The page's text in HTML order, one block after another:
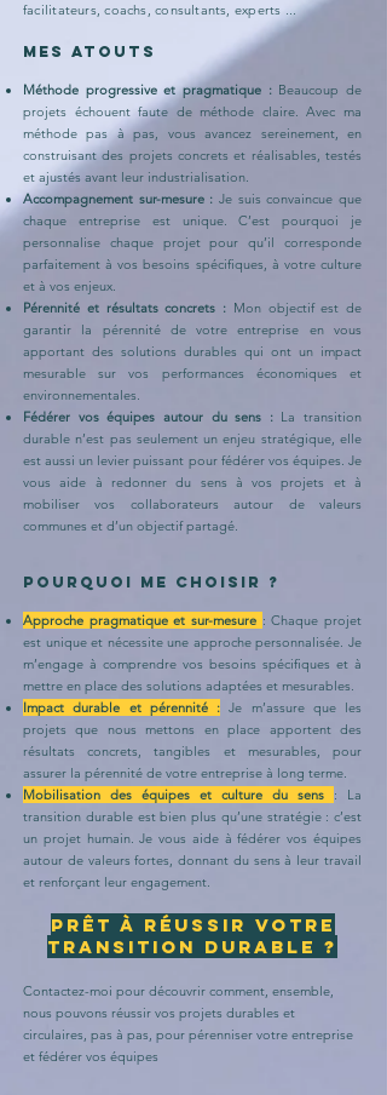
facilitateurs, coachs, consultants, experts ...
Mes atouts
Méthode progressive et pragmatique :Beaucoup de
projets échouent faute de méthode claire. Avec ma
méthode pas à pas, vous avancez sereinement, en
construisant des projets concrets et réalisables, testés
et ajustés avant leur industrialisation.
Accompagnement sur-mesure : Je suis convaincue que
chaque entreprise est unique. C’est pourquoi je
personnalise chaque projet pour qu’il corresponde
parfaitement à vos besoins spécifiques, à votre culture
et à vos enjeux.
Pérennité et résultats concrets : Mon objectif est de
garantir la pérennité de votre entreprise en vous
apportant des solutions durables qui ont un impact
mesurable sur vos performances économiques et
environnementales.
Fédérer vos équipes autour du sens :La transition
durable n’est pas seulement un enjeu stratégique, elle
est aussi un levier puissant pour fédérer vos équipes. Je
vous aide à redonner du sens à vos projets et à
mobiliser vos collaborateurs autour de valeurs
communes et d’un objectif partagé.
Pourquoi me choisir ?
Approche pragmatique et sur-mesure : Chaque projet
est unique et nécessite une approche personnalisée. Je
m’engage à comprendre vos besoins spécifiques et à
mettre en place des solutions adaptées et mesurables.
Impact durable et pérennité : Je m’assure que les
projets que nous mettons en place apportent des
résultats concrets, tangibles et mesurables, pour
assurer la pérennité de votre entreprise à long terme.
Mobilisation des équipes et culture du sens : La
transition durable est bien plus qu’une stratégie : c’est
un projet humain. Je vous aide à fédérer vos équipes
autour de valeurs fortes, donnant du sens à leur travail
et renforçant leur engagement.
Prêt à réussir votre
transition durable ?
Contactez-moi pour découvrir comment, ensemble,
nous pouvons réussir vos projets durables et
circulaires, pas à pas, pour pérenniser votre entreprise
et fédérer vos équipes